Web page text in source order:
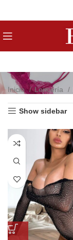
Inicio Lencería
Show sidebar